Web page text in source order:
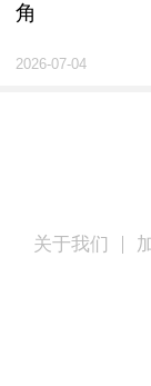
角
2026-07-04
关于我们